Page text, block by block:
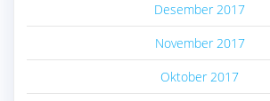
Desember 2017
November 2017
Oktober 2017